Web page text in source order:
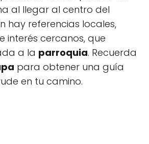
al llegar al centro del
hay referencias locales,
interés cercanos, que
a la parroquia. Recuerda
para obtener una guía
en tu camino.